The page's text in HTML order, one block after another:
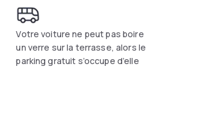
Votre voiture ne peut pas boire
un verre sur la terrasse, alors le
parking gratuit s’occupe d’elle